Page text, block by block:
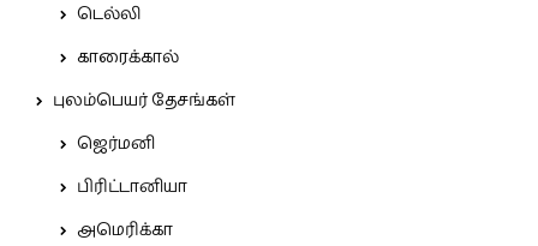
டெல்லி
காரைக்கால்
புலம்பெயர் தேசங்கள்
ஜெர்மனி
பிரிட்டானியா
அமெரிக்கா